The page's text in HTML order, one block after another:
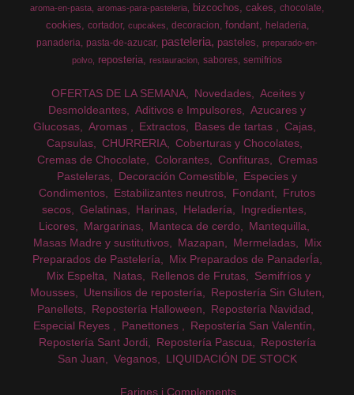
aroma-en-pasta aromas-para-pasteleria bizcochos cakes chocolate
cookies cortador cupcakes decoracion fondant
heladeria
panaderia pasta-de-azucar pasteleria pasteles
preparado-en-
polvo
reposteria restauracion sabores semifrios
OFERTAS DE LA SEMANA Novedades
Aceites y
Desmoldeantes
Aditivos e Impulsores
Azucares y
Glucosas
Aromas Extractos Bases de tartas
Cajas
Capsulas
CHURRERIA
Coberturas y Chocolates
Cremas de Chocolate
Colorantes Confituras
Cremas
Pasteleras
Decoración Comestible
Especies y
Condimentos
Estabilizantes neutros Fondant
Frutos
secos
Gelatinas Harinas Heladería
Ingredientes
Licores
Margarinas Manteca de cerdo
Mantequilla
Masas Madre y sustitutivos
Mazapan Mermeladas
Mix
Preparados de Pastelería
Mix Preparados de PanaderÍa
Mix Espelta
Natas Rellenos de Frutas
Semifríos y
Mousses
Utensilios de repostería
Repostería Sin Gluten
Panellets
Repostería Halloween
Repostería Navidad
Especial Reyes
Panettones
Repostería San Valentín
Repostería Sant Jordi
Repostería Pascua
Repostería
San Juan
Veganos LIQUIDACIÓN DE STOCK
Farines i Complements